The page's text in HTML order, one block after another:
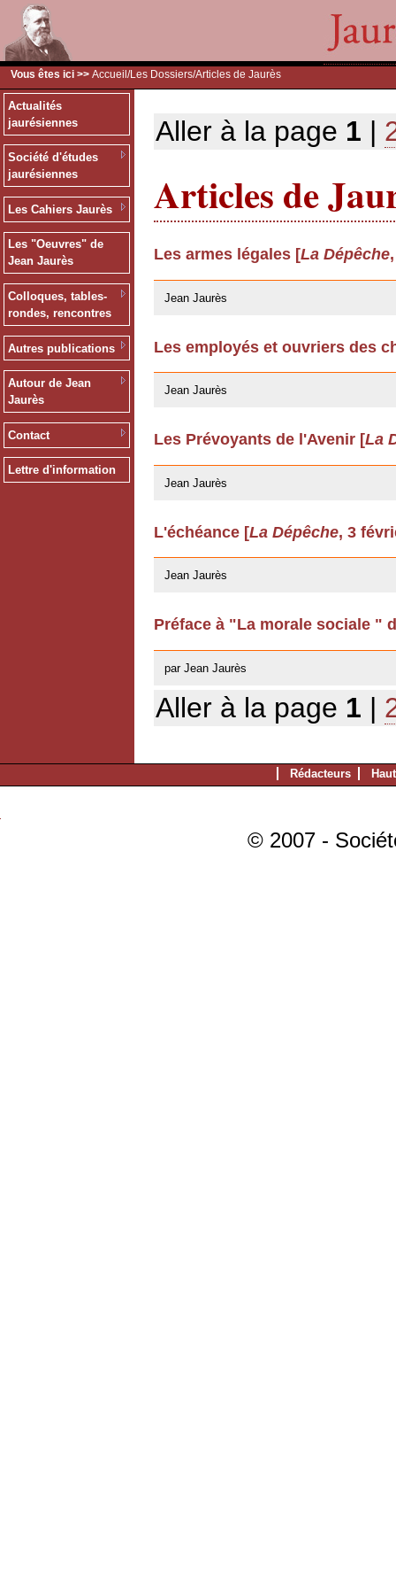
Vous êtes ici >> Accueil /Les Dossiers/Articles de Jaurès
Actualités
jaurésiennes
Société d'études
jaurésiennes
Les Cahiers Jaurès
Les "Oeuvres" de
Jean Jaurès
Colloques, tables-
rondes, rencontres
Autres publications
Autour de Jean
Jaurès
Contact
Lettre d'information
Aller à la page 1 |
Articles de
Les armes légales [La Dépêche
Jean Jaurès
Les employés et ouvriers des
Jean Jaurès
Les Prévoyants de l'Avenir [La
Jean Jaurès
L'échéance [La Dépêche, 3
Jean Jaurès
Préface à "La morale sociale "
par Jean Jaurès
Aller à la page 1 |
Rédacteurs
© 2007 -